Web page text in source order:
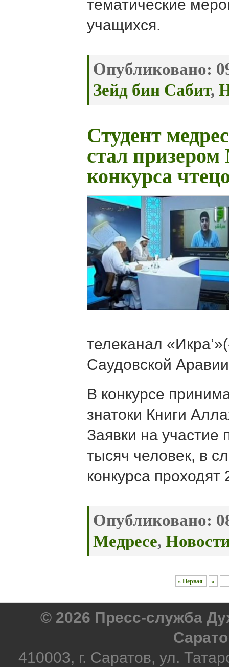
тематические
учащихся.
Опубликовано:
Зейд бин Сабит,
Студент
стал
конкурса
телеканал
Саудовской
В конкурсе
знатоки Книги
Заявки на участие
тысяч человек, в
конкурса
Опубликовано:
Медресе,
« Первая « ...
© 2026 Пресс-служба
410003, г. Саратов, ул.